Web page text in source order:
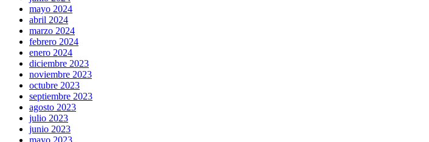
mayo 2024
abril 2024
marzo 2024
febrero 2024
enero 2024
diciembre 2023
noviembre 2023
octubre 2023
septiembre 2023
agosto 2023
julio 2023
junio 2023